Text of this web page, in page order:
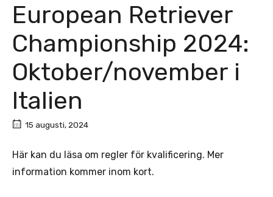
European Retriever
Championship 2024:
Oktober/november i
Italien
15 augusti, 2024
Här kan du läsa om regler för kvalificering. Mer
information kommer inom kort.